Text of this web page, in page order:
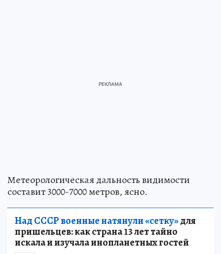
Метеорологическая дальность видимости
составит 3000-7000 метров, ясно.
Над СССР военные натянули «сетку»для
пришельцев: как страна 13 лет тайно
искала и изучала инопланетных гостей